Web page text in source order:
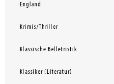
England
Krimis/Thriller
Klassische Belletristik
Klassiker (Literatur)